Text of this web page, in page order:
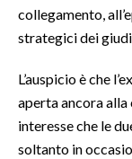
collegamento,
strategici dei
L’auspicio è che
aperta ancora alla
interesse che le
soltanto in